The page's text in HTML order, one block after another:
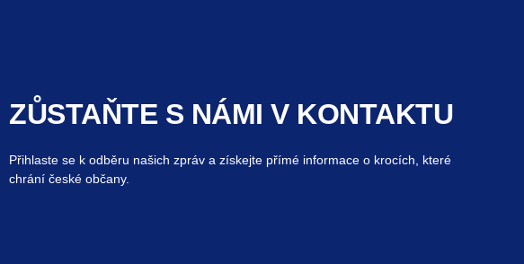
ZŮSTAŇTE S NÁMI V KONTAKTU
Přihlaste se k odběru našich zpráv a získejte přímé informace o krocích, které
chrání české občany.